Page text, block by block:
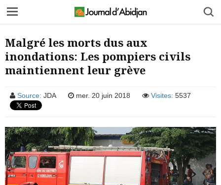
Malgré les morts dus aux
inondations: Les pompiers civils
maintiennent leur grève
Source: JDA mer. 20 juin 2018 Visites: 5537